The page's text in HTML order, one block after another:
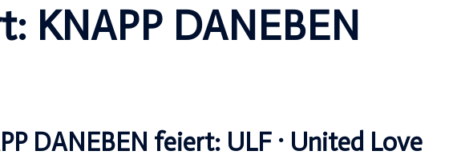
KNAPP DANEBEN
DANEBEN feiert: ULF · United Love